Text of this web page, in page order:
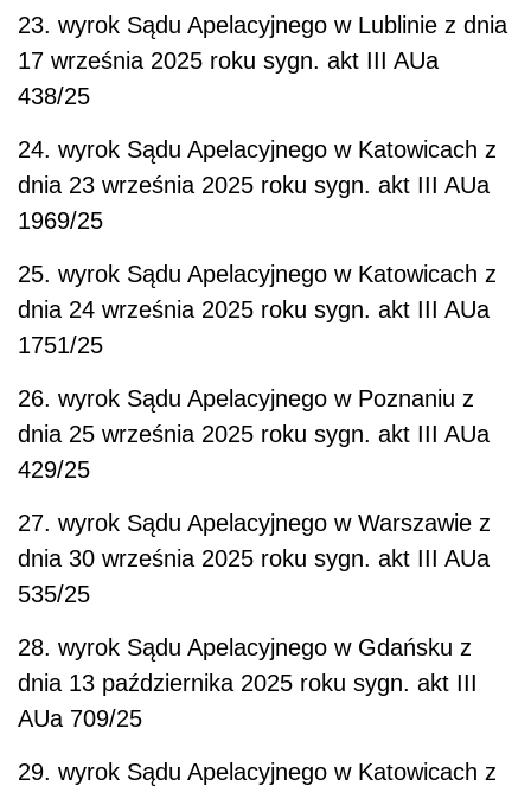
23. wyrok Sądu Apelacyjnego w Lublinie z dnia
17 września 2025 roku sygn. akt III AUa
438/25
24. wyrok Sądu Apelacyjnego w Katowicach z
dnia 23 września 2025 roku sygn. akt III AUa
1969/25
25. wyrok Sądu Apelacyjnego w Katowicach z
dnia 24 września 2025 roku sygn. akt III AUa
1751/25
26. wyrok Sądu Apelacyjnego w Poznaniu z
dnia 25 września 2025 roku sygn. akt III AUa
429/25
27. wyrok Sądu Apelacyjnego w Warszawie z
dnia 30 września 2025 roku sygn. akt III AUa
535/25
28. wyrok Sądu Apelacyjnego w Gdańsku z
dnia 13 października 2025 roku sygn. akt III
AUa 709/25
29. wyrok Sądu Apelacyjnego w Katowicach z